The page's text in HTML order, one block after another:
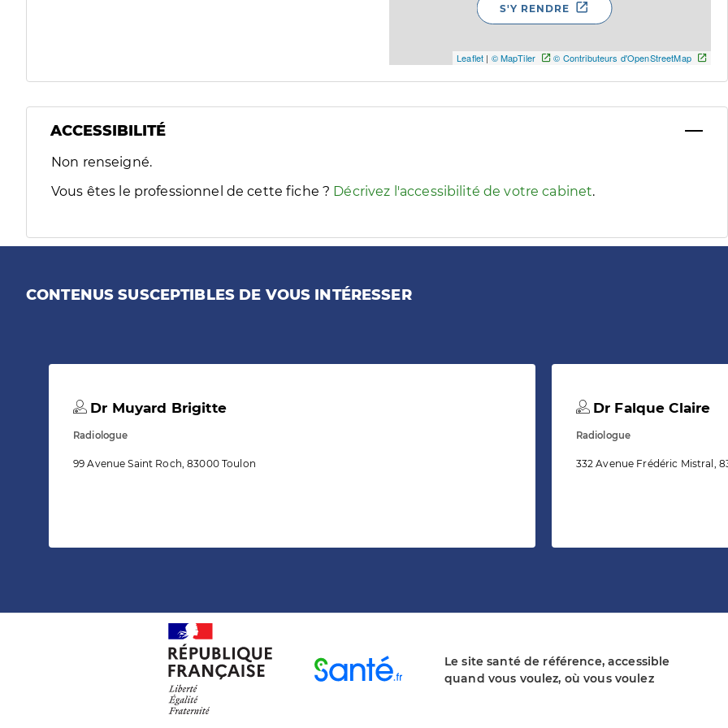
Leaflet | © MapTiler © Contributeurs d'OpenStreetMap
S'Y RENDRE
ACCESSIBILITÉ
Filtres
Sélectionnez un ou plusieurs handicaps/besoins spécifiques pour afficher les informations d'accessibilité associées
Non renseigné.
Vous êtes le professionnel de cette fiche ? Décrivez l'accessibilité de votre cabinet.
CONTENUS SUSCEPTIBLES DE VOUS INTÉRESSER
Dr Muyard Brigitte
Radiologue
99 Avenue Saint Roch, 83000 Toulon
Dr Falque Claire
Radiologue
332 Avenue Frédéric Mistral,
Le site santé de référence, accessible
quand vous voulez, où vous voulez